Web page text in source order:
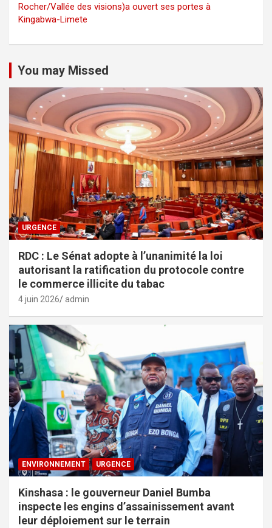
Rocher/Vallée des visions)a ouvert ses portes à
Kingabwa-Limete
You may Missed
URGENCE
RDC : Le Sénat adopte à l’unanimité la loi
autorisant la ratification du protocole contre
le commerce illicite du tabac
4 juin 2026 admin
ENVIRONNEMENT URGENCE
Kinshasa : le gouverneur Daniel Bumba
inspecte les engins d’assainissement avant
leur déploiement sur le terrain